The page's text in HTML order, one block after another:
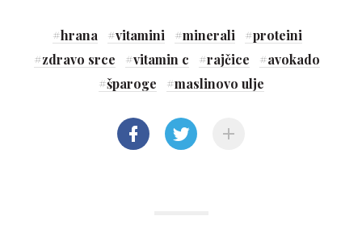
#hrana #vitamini #minerali #proteini
#zdravo srce #vitamin c #rajčice #avokado
#šparoge #maslinovo ulje